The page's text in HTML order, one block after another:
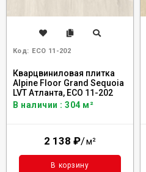
Код: ECO 11-202
Кварцвиниловая плитка
Alpine Floor Grand Sequoia
LVT Атланта, ECO 11-202
В наличии : 304 м²
2 138 ₽/м²
В корзину